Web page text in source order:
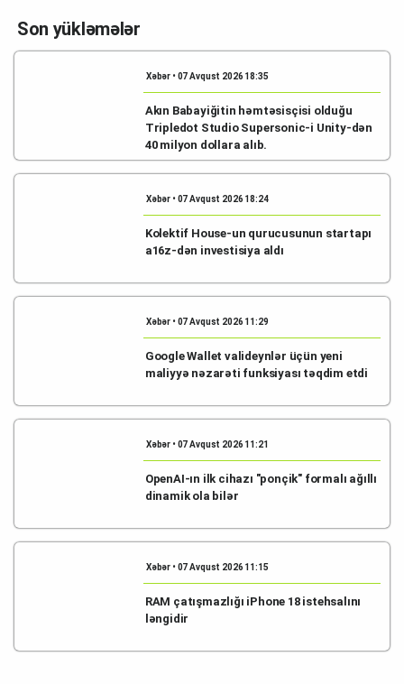
Son yükləmələr
Xəbər • 07 Avqust 2026 18:35
Akın Babayiğitin həmtəsisçisi olduğu
Tripledot Studio Supersonic-i Unity-dən
40 milyon dollara alıb.
Xəbər • 07 Avqust 2026 18:24
Kolektif House-un qurucusunun startapı
a16z-dən investisiya aldı
Xəbər • 07 Avqust 2026 11:29
Google Wallet valideynlər üçün yeni
maliyyə nəzarəti funksiyası təqdim etdi
Xəbər • 07 Avqust 2026 11:21
OpenAI-ın ilk cihazı "ponçik" formalı ağıllı
dinamik ola bilər
Xəbər • 07 Avqust 2026 11:15
RAM çatışmazlığı iPhone 18 istehsalını
ləngidir